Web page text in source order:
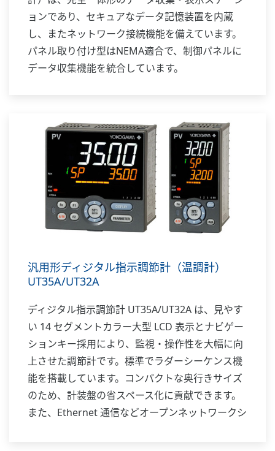
ョンであり、セキュアなデータ記憶装置を内蔵
し、またネットワーク接続機能を備えています。
パネル取り付け型はNEMA適合で、制御パネルに
データ収集機能を統合しています。
汎用形ディジタル指示調節計（温調計）
UT35A/UT32A
ディジタル指示調節計 UT35A/UT32A は、見やす
い 14 セグメントカラー大型 LCD 表示とナビゲー
ションキー採用により、監視・操作性を大幅に向
上させた調節計です。標準でラダーシーケンス機
能を搭載しています。コンパクトな奥行きサイズ
のため、計装盤の省スペース化に貢献できます。
また、Ethernet 通信などオープンネットワークシ